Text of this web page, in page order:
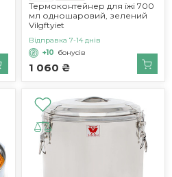
Термоконтейнер для їжі 700
мл одношаровий, зелений
Vilgftyiet
1 060 ₴
Відправка 7-14 днів
+10 бонусів